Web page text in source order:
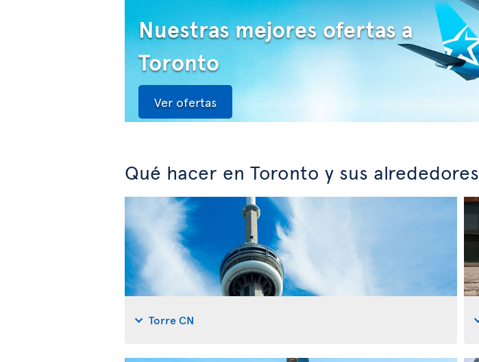
Nuestras mejores ofertas a
Toronto
Ver ofertas
Qué hacer en Toronto y sus alrededores
Torre CN